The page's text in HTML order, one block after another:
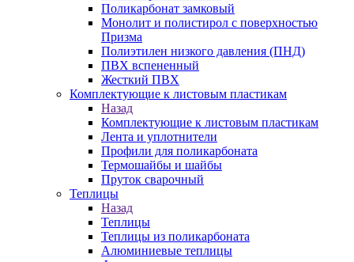
Поликарбонат замковый
Монолит и полистирол с поверхностью
Призма
Полиэтилен низкого давления (ПНД)
ПВХ вспененный
Жесткий ПВХ
Комплектующие к листовым пластикам
Назад
Комплектующие к листовым пластикам
Лента и уплотнители
Профили для поликарбоната
Термошайбы и шайбы
Пруток сварочный
Теплицы
Назад
Теплицы
Теплицы из поликарбоната
Алюминиевые теплицы